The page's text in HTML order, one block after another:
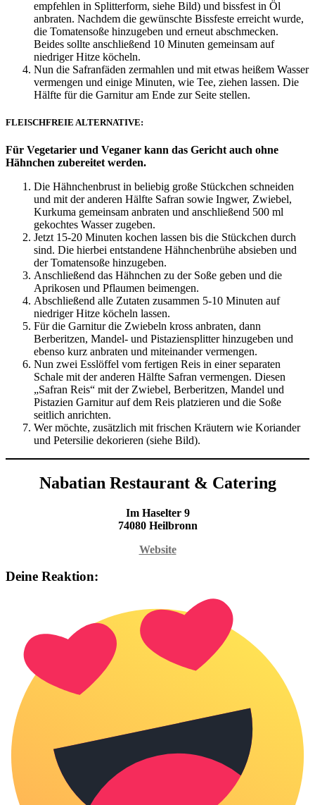
empfehlen in Splitterform, siehe Bild) und bissfest in Öl
anbraten. Nachdem die gewünschte Bissfeste erreicht wurde,
die Tomatensoße hinzugeben und erneut abschmecken.
Beides sollte anschließend 10 Minuten gemeinsam auf
niedriger Hitze köcheln.
Nun die Safranfäden zermahlen und mit etwas heißem Wasser
vermengen und einige Minuten, wie Tee, ziehen lassen. Die
Hälfte für die Garnitur am Ende zur Seite stellen.
FLEISCHFREIE ALTERNATIVE:
Für Vegetarier und Veganer kann das Gericht auch ohne
Hähnchen zubereitet werden.
Die Hähnchenbrust in beliebig große Stückchen schneiden
und mit der anderen Hälfte Safran sowie Ingwer, Zwiebel,
Kurkuma gemeinsam anbraten und anschließend 500 ml
gekochtes Wasser zugeben.
Jetzt 15-20 Minuten kochen lassen bis die Stückchen durch
sind. Die hierbei entstandene Hähnchenbrühe absieben und
der Tomatensoße hinzugeben.
Anschließend das Hähnchen zu der Soße geben und die
Aprikosen und Pflaumen beimengen.
Abschließend alle Zutaten zusammen 5-10 Minuten auf
niedriger Hitze köcheln lassen.
Für die Garnitur die Zwiebeln kross anbraten, dann
Berberitzen, Mandel- und Pistaziensplitter hinzugeben und
ebenso kurz anbraten und miteinander vermengen.
Nun zwei Esslöffel vom fertigen Reis in einer separaten
Schale mit der anderen Hälfte Safran vermengen. Diesen
„Safran Reis“ mit der Zwiebel, Berberitzen, Mandel und
Pistazien Garnitur auf dem Reis platzieren und die Soße
seitlich anrichten.
Wer möchte, zusätzlich mit frischen Kräutern wie Koriander
und Petersilie dekorieren (siehe Bild).
Nabatian Restaurant & Catering
Im Haselter 9
74080 Heilbronn
Website
Deine Reaktion: